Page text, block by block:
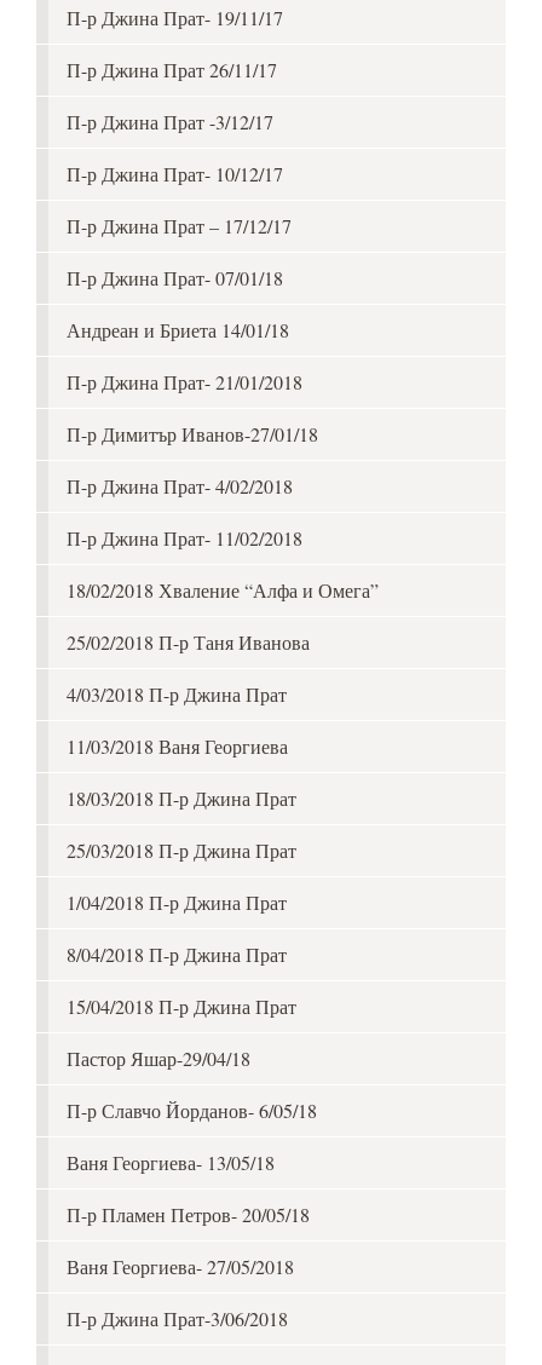
П-р Джина Прат- 19/11/17
П-р Джина Прат 26/11/17
П-р Джина Прат -3/12/17
П-р Джина Прат- 10/12/17
П-р Джина Прат – 17/12/17
П-р Джина Прат- 07/01/18
Андреан и Бриета 14/01/18
П-р Джина Прат- 21/01/2018
П-р Димитър Иванов-27/01/18
П-р Джина Прат- 4/02/2018
П-р Джина Прат- 11/02/2018
18/02/2018 Хваление “Алфа и Омега”
25/02/2018 П-р Таня Иванова
4/03/2018 П-р Джина Прат
11/03/2018 Ваня Георгиева
18/03/2018 П-р Джина Прат
25/03/2018 П-р Джина Прат
1/04/2018 П-р Джина Прат
8/04/2018 П-р Джина Прат
15/04/2018 П-р Джина Прат
Пастор Яшар-29/04/18
П-р Славчо Йорданов- 6/05/18
Ваня Георгиева- 13/05/18
П-р Пламен Петров- 20/05/18
Ваня Георгиева- 27/05/2018
П-р Джина Прат-3/06/2018